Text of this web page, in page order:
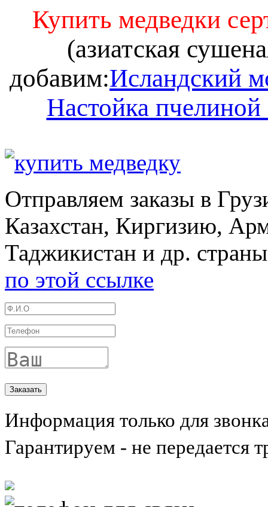
Купить медведки
(азиатская
добавим:Исландский
Настойка пчелиной
Отправляем заказы в
Казахстан, Киргизию,
Таджикистан и др.
по этой ссылке
Информация только для
Гарантируем - не передается